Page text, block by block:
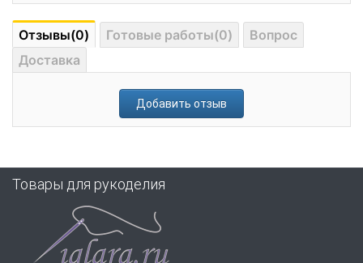
Отзывы(0) Готовые работы(0)
Вопрос
Доставка
Добавить отзыв
Товары для рукоделия